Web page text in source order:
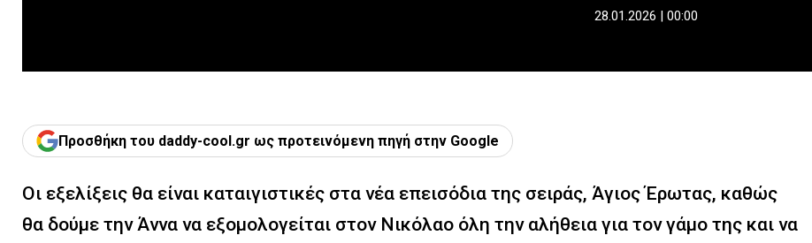
28.01.2026 | 00:00
Προσθήκη του daddy-cool.gr ως προτεινόμενη πηγή στην Google
Οι εξελίξεις θα είναι καταιγιστικές στα νέα επεισόδια της σειράς, Άγιος Έρωτας, καθώς
θα δούμε την Άννα να εξομολογείται στον Νικόλαο όλη την αλήθεια για τον γάμο της και να